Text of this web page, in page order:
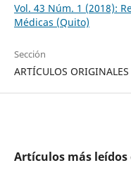
Vol. 43 Núm. 1 (2018):
Médicas (Quito)
Sección
ARTÍCULOS ORIGINALES
Artículos más